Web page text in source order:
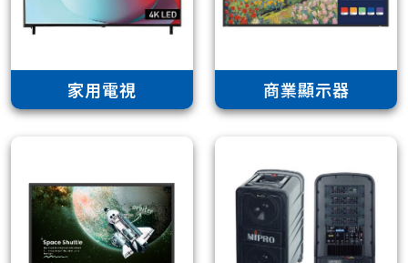
家用電視 商業顯示器